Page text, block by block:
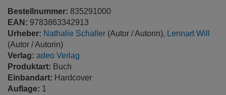
Bestellnummer: 835291000
EAN: 9783863342913
Urheber: Nathalie Schaller (Autor / Autorin), Lennart Will
(Autor / Autorin)
Verlag: adeo Verlag
Produktart: Buch
Einbandart: Hardcover
Auflage: 1